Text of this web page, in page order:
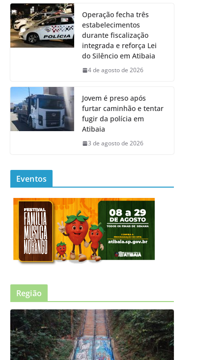
Operação fecha três
estabelecimentos
durante fiscalização
integrada e reforça Lei
do Silêncio em Atibaia
4 de agosto de 2026
Jovem é preso após
furtar caminhão e tentar
fugir da polícia em
Atibaia
3 de agosto de 2026
Eventos
Região